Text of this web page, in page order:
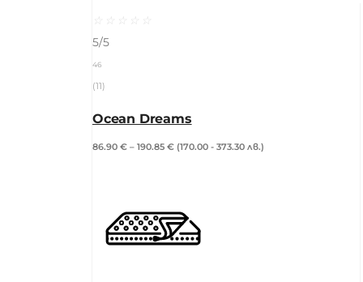
☆ ☆ ☆ ☆
☆
5/5
46
(11)
Ocean Dreams
86.90 € – 190.85 € (170.00 - 373.30 лв.)